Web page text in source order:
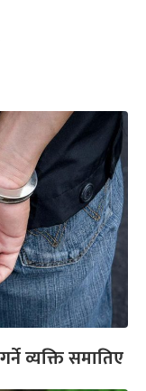
व्यक्ति समातिए